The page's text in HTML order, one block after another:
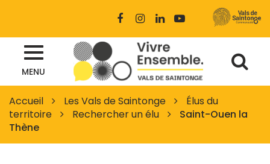
Lien
compte
Facebook
Lien
le
compte
Instagram
Lien
le
compte
Linkedin
chaîne
Youtube
MENU Site
officiel
des
Vals
de
à
Accueil Les Vals de Saintonge
Élus du
territoire
Rechercher un élu
Saint-Ouen la
Thène